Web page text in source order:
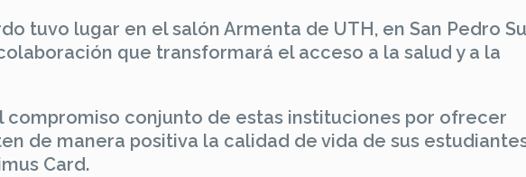
tuvo lugar en el salón Armenta de UTH, en San Pedro
que transformará el acceso a la salud y a la
compromiso conjunto de estas instituciones por ofrecer
de manera positiva la calidad de vida de sus
Card.